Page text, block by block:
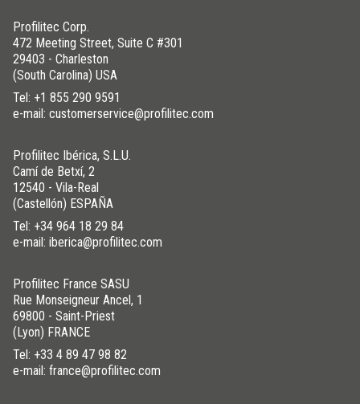
Profilitec Corp.
472 Meeting Street, Suite C #301
29403 - Charleston
(South Carolina) USA
Tel: +1 855 290 9591
e-mail: customerservice@profilitec.com
Profilitec Ibérica, S.L.U.
Camí de Betxí, 2
12540 - Vila-Real
(Castellón) ESPAÑA
Tel: +34 964 18 29 84
e-mail: iberica@profilitec.com
Profilitec France SASU
Rue Monseigneur Ancel, 1
69800 - Saint-Priest
(Lyon) FRANCE
Tel: +33 4 89 47 98 82
e-mail: france@profilitec.com